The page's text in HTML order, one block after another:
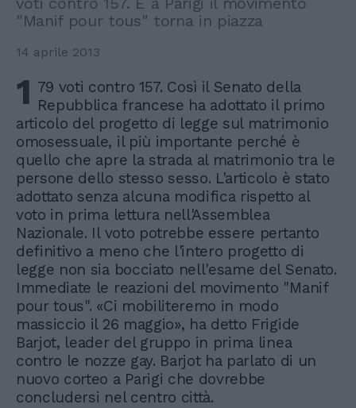
"Manif pour tous" torna in piazza
14 aprile 2013
1 79 voti contro 157. Così il Senato della
Repubblica francese ha adottato il primo
articolo del progetto di legge sul matrimonio
omosessuale, il più importante perché è
quello che apre la strada al matrimonio tra le
persone dello stesso sesso. L'articolo è stato
adottato senza alcuna modifica rispetto al
voto in prima lettura nell'Assemblea
Nazionale. Il voto potrebbe essere pertanto
definitivo a meno che l'intero progetto di
legge non sia bocciato nell'esame del Senato.
Immediate le reazioni del movimento "Manif
pour tous". «Ci mobiliteremo in modo
massiccio il 26 maggio», ha detto Frigide
Barjot, leader del gruppo in prima linea
contro le nozze gay. Barjot ha parlato di un
nuovo corteo a Parigi che dovrebbe
concludersi nel centro città.